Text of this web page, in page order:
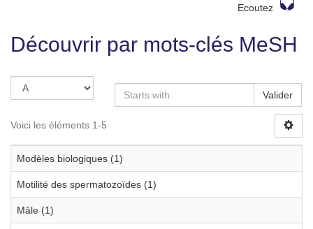
Ecoutez
Découvrir par mots-clés MeSH
Valider
Voici les éléments 1-5
Modèles biologiques (1)
Motilité des spermatozoïdes (1)
Mâle (1)